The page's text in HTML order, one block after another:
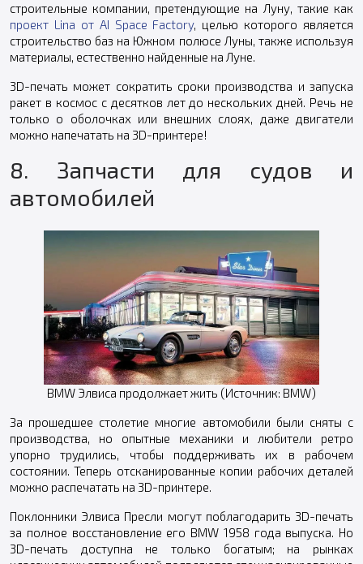
строительные компании, претендующие на Луну, такие как
проект Lina от AI Space Factory, целью которого является
строительство баз на Южном полюсе Луны, также используя
материалы, естественно найденные на Луне.
3D-печать может сократить сроки производства и запуска
ракет в космос с десятков лет до нескольких дней. Речь не
только о оболочках или внешних слоях, даже двигатели
можно напечатать на 3D-принтере!
8. Запчасти для судов и
автомобилей
BMW Элвиса продолжает жить (Источник: BMW)
За прошедшее столетие многие автомобили были сняты с
производства, но опытные механики и любители ретро
упорно трудились, чтобы поддерживать их в рабочем
состоянии. Теперь отсканированные копии рабочих деталей
можно распечатать на 3D-принтере.
Поклонники Элвиса Пресли могут поблагодарить 3D-печать
за полное восстановление его BMW 1958 года выпуска. Но
3D-печать доступна не только богатым; на рынках